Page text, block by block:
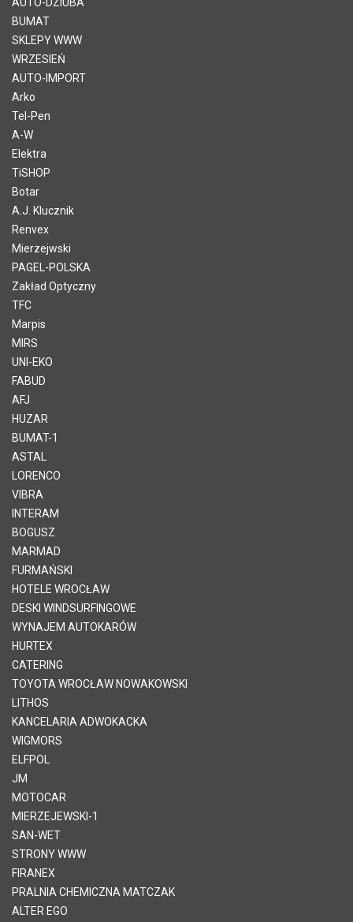
BUMAT
SKLEPY WWW
WRZESIEŃ
AUTO-IMPORT
Arko
Tel-Pen
A-W
Elektra
TiSHOP
Botar
A.J. Klucznik
Renvex
Mierzejwski
PAGEL-POLSKA
Zakład Optyczny
TFC
Marpis
MIRS
UNI-EKO
FABUD
AFJ
HUZAR
BUMAT-1
ASTAL
LORENCO
VIBRA
INTERAM
BOGUSZ
MARMAD
FURMAŃSKI
HOTELE WROCŁAW
DESKI WINDSURFINGOWE
WYNAJEM AUTOKARÓW
HURTEX
CATERING
TOYOTA WROCŁAW NOWAKOWSKI
LITHOS
KANCELARIA ADWOKACKA
WIGMORS
ELFPOL
JM
MOTOCAR
MIERZEJEWSKI-1
SAN-WET
STRONY WWW
FIRANEX
PRALNIA CHEMICZNA MATCZAK
ALTER EGO